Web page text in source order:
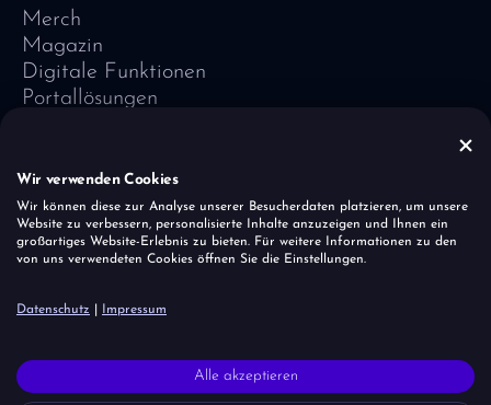
von Glaube, Herkunft, Alter und Geschlecht – akzeptiert und
Merch
Magazin
Digitale Funktionen
Portallösungen
Vivid Vision
Impressum
Datenschutz
Cookies
Wir verwenden Cookies
Wir können diese zur Analyse unserer Besucherdaten platzieren, um unsere
Website zu verbessern, personalisierte Inhalte anzuzeigen und Ihnen ein
großartiges Website-Erlebnis zu bieten. Für weitere Informationen zu den
von uns verwendeten Cookies öffnen Sie die Einstellungen.
Datenschutz Impressum
Alle akzeptieren